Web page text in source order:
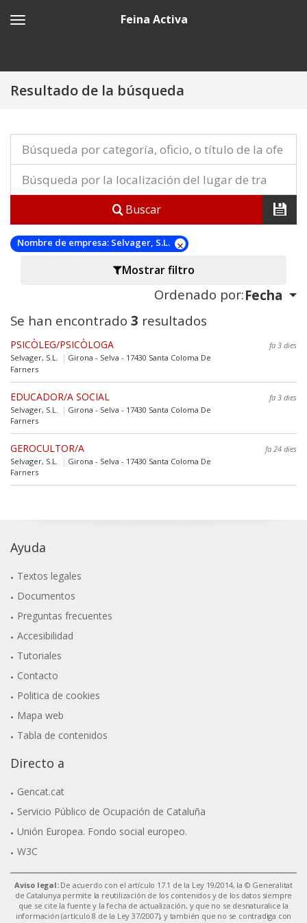
Feina Activa
Resultado de la búsqueda
Buscar
Nombre de empresa: Selvager, S.L.
Mostrar filtro
Ordenado por:Fecha
Se han encontrado 3 resultados
PSICÒLEG/PSICÒLOGA
fa 3 dies
Selvager, S.L.
Girona - Selva - 17430 Santa Coloma De
Farners
EDUCADOR/A SOCIAL
fa 3 dies
Selvager, S.L.
Girona - Selva - 17430 Santa Coloma De
Farners
GEROCULTOR/A
fa 24 dies
Selvager, S.L.
Girona - Selva - 17430 Santa Coloma De
Farners
Ayuda
Textos legales
Documentos
Preguntas frecuentes
Accesibilidad
Tutoriales
Contacto
Politica de cookies
Mapa web
Tabla de contenidos
Directo a
Gencat.cat
Servicio Público de Ocupación de Cataluña
Unión Europea. Fondo social europeo.
W3C
Aviso legal:De acuerdo con el artículo 17.1 de la Ley 19/2014, la © Generalitat
de Catalunya permite la reutilización de los contenidos y de los datos siempre
que se cite la fuente y la fecha de actualización, y que no se desnaturalice la
información (artículo 8 de la Ley 37/2007), y también que no se contradiga con